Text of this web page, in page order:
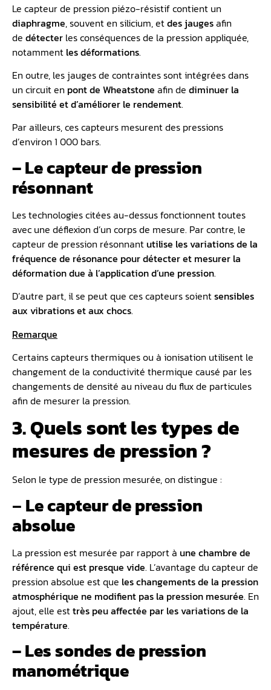
Le capteur de pression piézo-résistif contient un
diaphragme, souvent en silicium, etdes jaugesafin
de détecter les conséquences de la pression appliquée,
notamment les déformations.
En outre, les jauges de contraintes sont intégrées dans
un circuit en pont de Wheatstone afin de diminuer la
sensibilité et d’améliorer le rendement.
Par ailleurs, ces capteurs mesurent des pressions
d’environ 1 000 bars.
– Le capteur de pression
résonnant
Les technologies citées au-dessus fonctionnent toutes
avec une déflexion d’un corps de mesure. Par contre, le
capteur de pression résonnant utilise les variations de la
fréquence de résonance pour détecter et mesurer la
déformation due à l’application d’une pression.
D’autre part, il se peut que ces capteurs soientsensibles
aux vibrations et aux chocs.
Remarque
Certains capteurs thermiques ou à ionisation utilisent le
changement de la conductivité thermique causé par les
changements de densité au niveau du flux de particules
afin de mesurer la pression.
3. Quels sont les types de
mesures de pression ?
Selon le type de pression mesurée, on distingue :
–Le capteur de pression
absolue
La pression est mesurée par rapport à une chambre de
référence qui est presque vide. L’avantage du capteur de
pression absolue est que les changements de la pression
atmosphérique ne modifient pas la pression mesurée. En
ajout, elle esttrès peu affectée par les variations de la
température.
– Les sondes de pression
manométrique